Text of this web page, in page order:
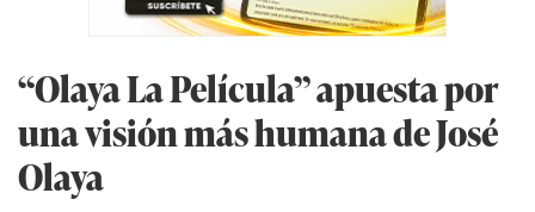
“Olaya La Película” apuesta por
una visión más humana de José
Olaya